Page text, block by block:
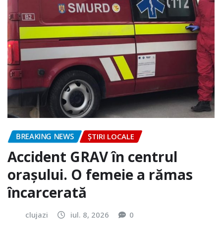
BREAKING NEWS ȘTIRI LOCALE
Accident GRAV în centrul
orașului. O femeie a rămas
încarcerată
clujazi iul. 8, 2026 0